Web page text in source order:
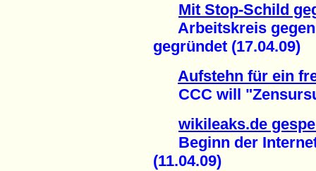
Mit Stop-Schild
Arbeitskreis gegen
gegründet (17.04.09)
Aufstehn für ein
CCC will
wikileaks.de
Beginn der
(11.04.09)